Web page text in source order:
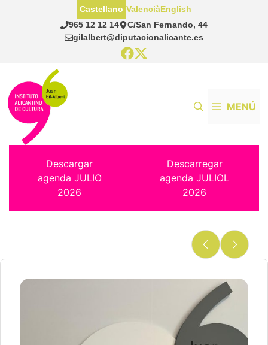
965 12 12 14
C/San Fernando, 44
gilalbert@diputacionalicante.es
Castellano ValenciàEnglish
MENÚ
Descargar
agenda JULIO
2026
Descarregar
agenda JULIOL
2026